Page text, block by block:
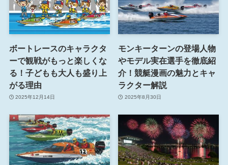
ボートレースのキャラクタ
ーで観戦がもっと楽しくな
る！子どもも大人も盛り上
がる理由
2025年12月14日
モンキーターンの登場人物
やモデル実在選手を徹底紹
介！競艇漫画の魅力とキャ
ラクター解説
2025年8月30日